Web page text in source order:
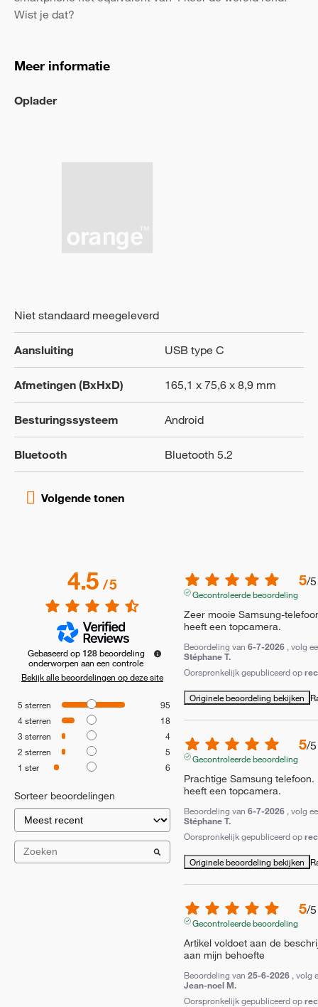
Wist je dat?
Meer informatie
Oplader
Niet standaard meegeleverd
Aansluiting USB type C
Afmetingen (BxHxD) 165,1 x 75,6 x 8,9 mm
Besturingssysteem Android
Bluetooth Bluetooth 5.2
4.5/5
Gebaseerd op 128 beoordeling
onderworpen aan een controle
Bekijk alle beoordelingen op deze site
5 sterren
95
4sterren
18
3 sterren
4
2 sterren
5
1 ster 6
Sorteer beoordelingen
5/5
Gecontroleerde beoordeling
Zeer mooie Samsung-
heeft een topcamera.
Beoordeling van 6-7-2026 , volg
Stéphane T.
Oorspronkelijk gepubliceerd op
Originele beoordeling bekijken
5/5
Gecontroleerde beoordeling
Prachtige Samsung
heeft een topcamera.
Beoordeling van 6-7-2026 , volg
Stéphane T.
Oorspronkelijk gepubliceerd op
Originele beoordeling bekijken
5/5
Gecontroleerde beoordeling
Artikel voldoet aan de
aan mijn behoefte
Beoordeling van 25-6-2026 , volg
Jean-noel M.
Oorspronkelijk gepubliceerd op